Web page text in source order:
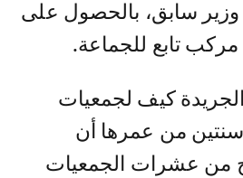
سابق، بالحصول على
تابع للجماعة.
كيف لجمعيات
من عمرها أن
من عشرات الجمعيات